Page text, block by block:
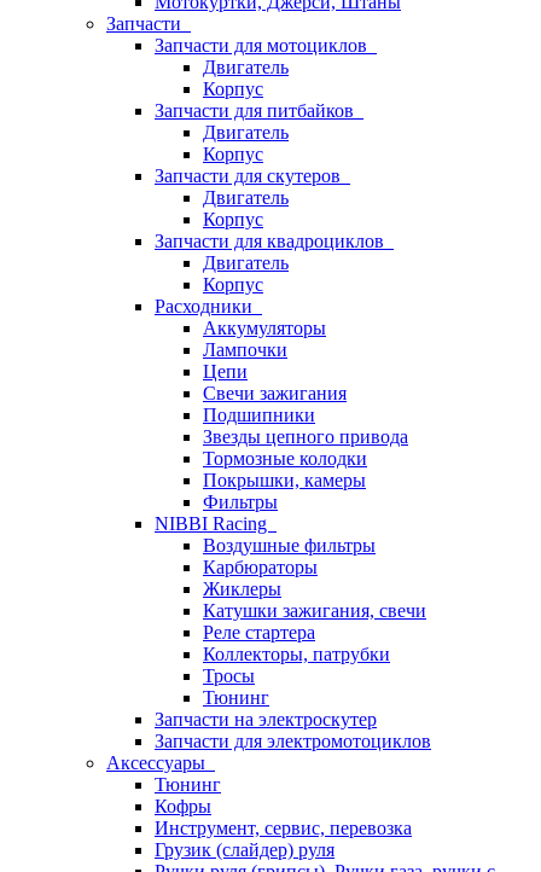
Запчасти
Запчасти для мотоциклов
Двигатель
Корпус
Запчасти для питбайков
Двигатель
Корпус
Запчасти для скутеров
Двигатель
Корпус
Запчасти для квадроциклов
Двигатель
Корпус
Расходники
Аккумуляторы
Лампочки
Цепи
Свечи зажигания
Подшипники
Звезды цепного привода
Тормозные колодки
Покрышки, камеры
Фильтры
NIBBI Racing
Воздушные фильтры
Карбюраторы
Жиклеры
Катушки зажигания, свечи
Реле стартера
Коллекторы, патрубки
Тросы
Тюнинг
Запчасти на электроскутер
Запчасти для электромотоциклов
Аксессуары
Тюнинг
Кофры
Инструмент, сервис, перевозка
Грузик (слайдер) руля